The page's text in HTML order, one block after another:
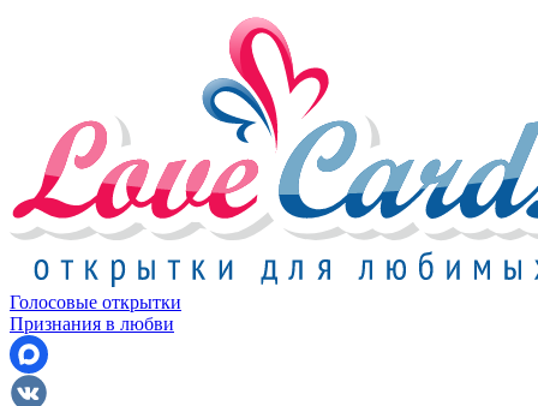
Голосовые открытки
Признания в любви